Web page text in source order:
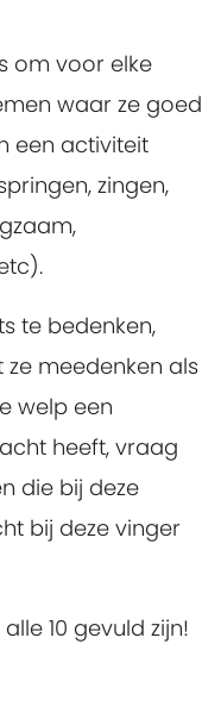
om voor elke
waar ze goed
een activiteit
zingen,
te bedenken,
ze meedenken als
welp een
heeft, vraag
die bij deze
bij deze vinger
10 gevuld zijn!